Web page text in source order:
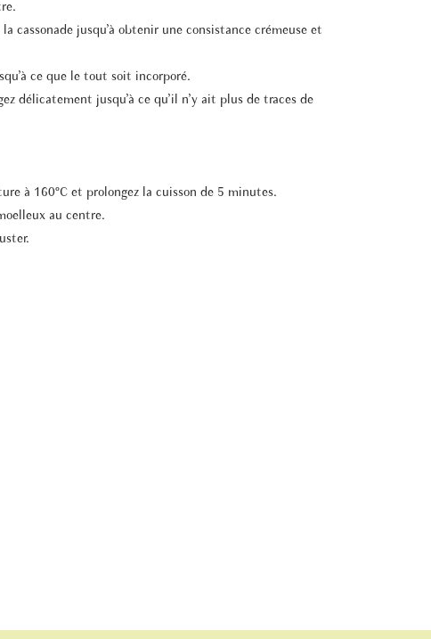
cassonade jusqu’à obtenir une consistance crémeuse et
ce que le tout soit incorporé.
délicatement jusqu’à ce qu’il n’y ait plus de traces de
à 160°C et prolongez la cuisson de 5 minutes.
au centre.